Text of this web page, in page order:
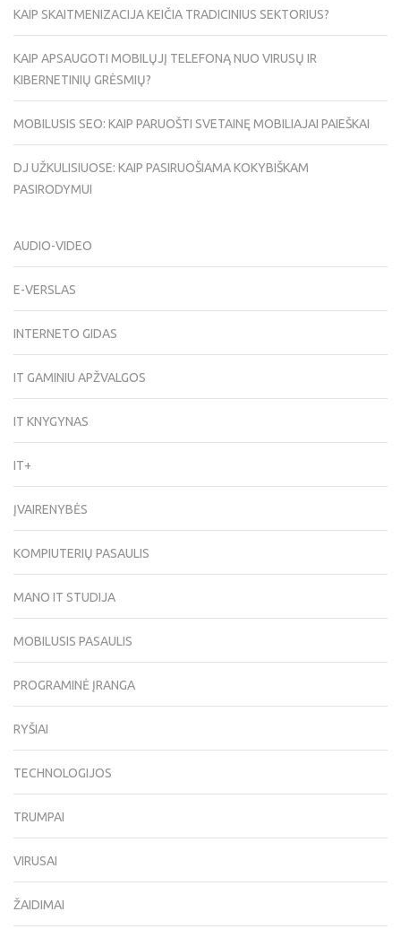
KAIP SKAITMENIZACIJA KEIČIA TRADICINIUS SEKTORIUS?
KAIP APSAUGOTI MOBILŲJĮ TELEFONĄ NUO VIRUSŲ IR
KIBERNETINIŲ GRĖSMIŲ?
MOBILUSIS SEO: KAIP PARUOŠTI SVETAINĘ MOBILIAJAI PAIEŠKAI
DJ UŽKULISIUOSE: KAIP PASIRUOŠIAMA KOKYBIŠKAM
PASIRODYMUI
AUDIO-VIDEO
E-VERSLAS
INTERNETO GIDAS
IT GAMINIU APŽVALGOS
IT KNYGYNAS
IT+
ĮVAIRENYBĖS
KOMPIUTERIŲ PASAULIS
MANO IT STUDIJA
MOBILUSIS PASAULIS
PROGRAMINĖ ĮRANGA
RYŠIAI
TECHNOLOGIJOS
TRUMPAI
VIRUSAI
ŽAIDIMAI